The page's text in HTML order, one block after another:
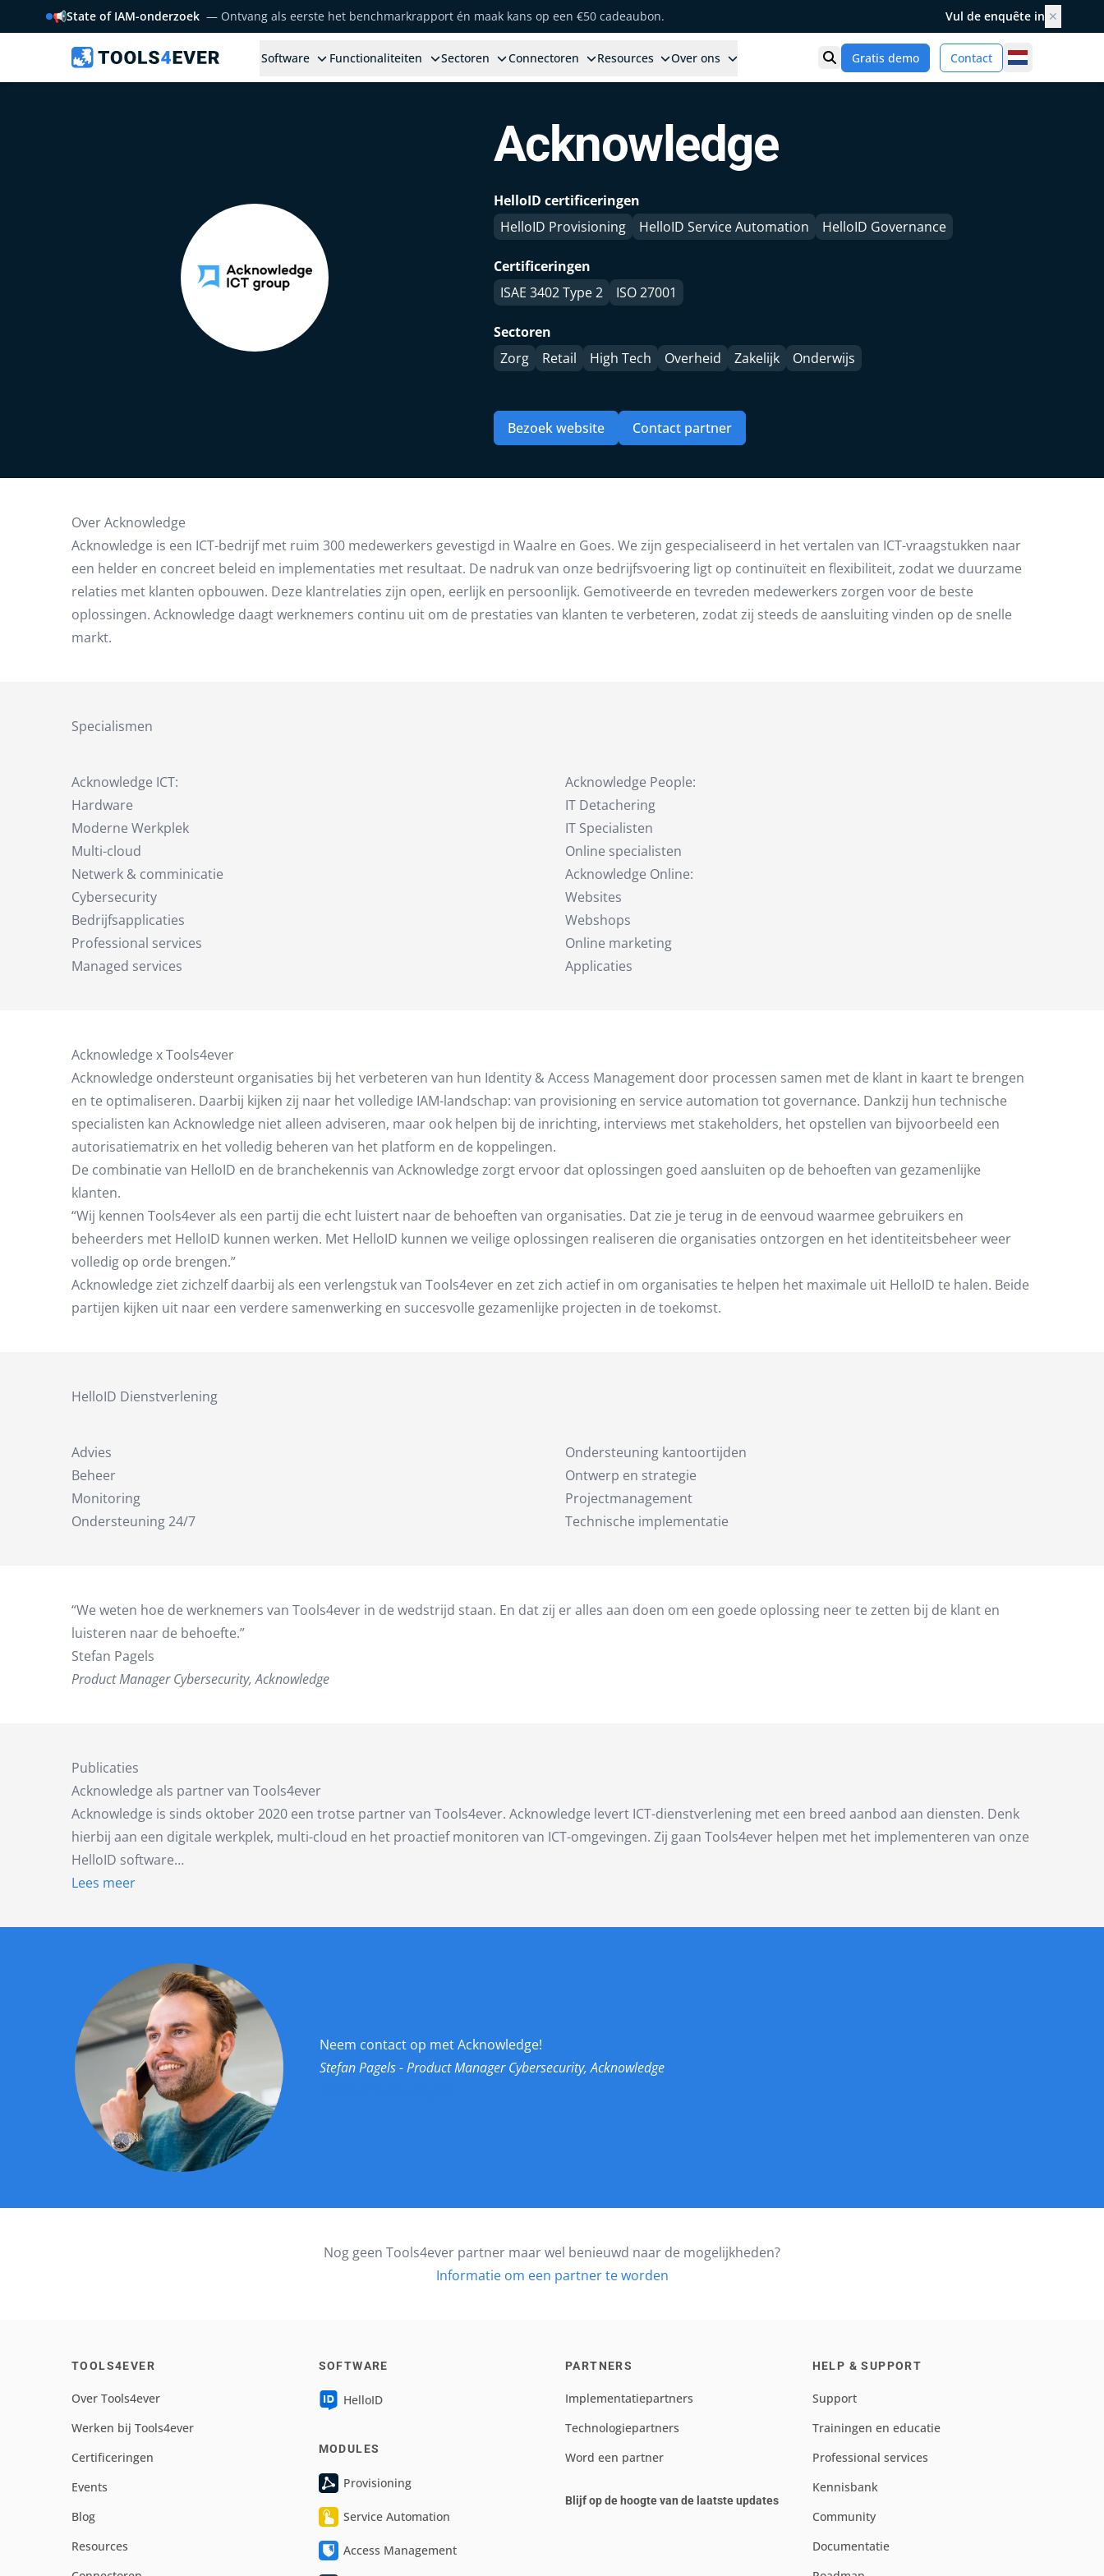
📢State of IAM-onderzoek — Ontvang als eerste het benchmarkrapport én maak kans op een €50 cadeaubon. Vul de enquête in ✕
Software Functionaliteiten Sectoren Connectoren Resources Over ons Toon zoek
Gratis demo Contact Netherlands
Acknowledge
HelloID certificeringen
HelloID Provisioning
HelloID Service Automation HelloID Governance
Certificeringen
ISAE 3402 Type 2
ISO 27001
Sectoren
Zorg
Retail High Tech Overheid Zakelijk Onderwijs
Bezoek website Contact partner
Over Acknowledge
Acknowledge is een ICT-bedrijf met ruim 300 medewerkers gevestigd in Waalre en Goes. We zijn gespecialiseerd in het vertalen van ICT-vraagstukken naar
een helder en concreet beleid en implementaties met resultaat. De nadruk van onze bedrijfsvoering ligt op continuïteit en flexibiliteit, zodat we duurzame
relaties met klanten opbouwen. Deze klantrelaties zijn open, eerlijk en persoonlijk. Gemotiveerde en tevreden medewerkers zorgen voor de beste
oplossingen. Acknowledge daagt werknemers continu uit om de prestaties van klanten te verbeteren, zodat zij steeds de aansluiting vinden op de snelle
markt.
Specialismen
Acknowledge ICT:
Hardware
Moderne Werkplek
Multi-cloud
Netwerk & comminicatie
Cybersecurity
Bedrijfsapplicaties
Professional services
Managed services
Acknowledge People:
IT Detachering
IT Specialisten
Online specialisten
Acknowledge Online:
Websites
Webshops
Online marketing
Applicaties
Acknowledge x Tools4ever
Acknowledge ondersteunt organisaties bij het verbeteren van hun Identity & Access Management door processen samen met de klant in kaart te brengen
en te optimaliseren. Daarbij kijken zij naar het volledige IAM-landschap: van provisioning en service automation tot governance. Dankzij hun technische
specialisten kan Acknowledge niet alleen adviseren, maar ook helpen bij de inrichting, interviews met stakeholders, het opstellen van bijvoorbeeld een
autorisatiematrix en het volledig beheren van het platform en de koppelingen.
De combinatie van HelloID en de branchekennis van Acknowledge zorgt ervoor dat oplossingen goed aansluiten op de behoeften van gezamenlijke
klanten.
“Wij kennen Tools4ever als een partij die echt luistert naar de behoeften van organisaties. Dat zie je terug in de eenvoud waarmee gebruikers en
beheerders met HelloID kunnen werken. Met HelloID kunnen we veilige oplossingen realiseren die organisaties ontzorgen en het identiteitsbeheer weer
volledig op orde brengen.”
Acknowledge ziet zichzelf daarbij als een verlengstuk van Tools4ever en zet zich actief in om organisaties te helpen het maximale uit HelloID te halen. Beide
partijen kijken uit naar een verdere samenwerking en succesvolle gezamenlijke projecten in de toekomst.
HelloID Dienstverlening
Advies
Beheer
Monitoring
Ondersteuning 24/7
Ondersteuning kantoortijden
Ontwerp en strategie
Projectmanagement
Technische implementatie
“We weten hoe de werknemers van Tools4ever in de wedstrijd staan. En dat zij er alles aan doen om een goede oplossing neer te zetten bij de klant en
luisteren naar de behoefte.”
Stefan Pagels
Product Manager Cybersecurity, Acknowledge
Publicaties
Acknowledge als partner van Tools4ever
Acknowledge is sinds oktober 2020 een trotse partner van Tools4ever. Acknowledge levert ICT-dienstverlening met een breed aanbod aan diensten. Denk
hierbij aan een digitale werkplek, multi-cloud en het proactief monitoren van ICT-omgevingen. Zij gaan Tools4ever helpen met het implementeren van onze
HelloID software…
Lees meer
Neem contact op met Acknowledge!
Stefan Pagels - Product Manager Cybersecurity, Acknowledge
Nog geen Tools4ever partner maar wel benieuwd naar de mogelijkheden?
Informatie om een partner te worden
TOOLS4EVER
Over Tools4ever
Werken bij Tools4ever
Certificeringen
Events
Blog
Resources
SOFTWARE
HelloID
MODULES
Provisioning
Service Automation
Access Management
PARTNERS
Implementatiepartners
Technologiepartners
Word een partner
Blijf op de hoogte van de laatste updates
HELP & SUPPORT
Support
Trainingen en educatie
Professional services
Kennisbank
Community
Documentatie